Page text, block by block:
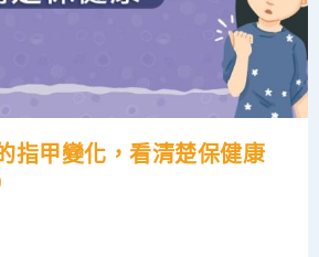
指甲變化，看清楚保健康